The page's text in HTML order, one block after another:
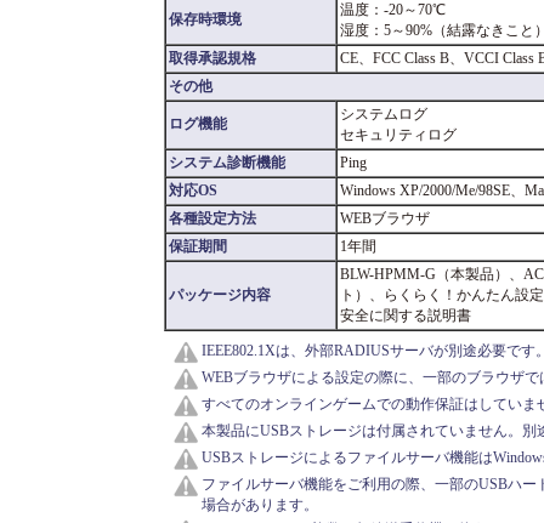
保存時環境
温度：-20～70℃
湿度：5～90%（結露なきこと
取得承認規格
CE、FCC Class B、VCCI Class
その他
ログ機能
システムログ
セキュリティログ
システム診断機能
Ping
対応OS
Windows XP/2000/Me/98SE、
各種設定方法
WEBブラウザ
保証期間
1年間
パッケージ内容
BLW-HPMM-G（本製品）、
ト）、らくらく！かんたん設
安全に関する説明書
IEEE802.1Xは、外部RADIUSサーバが別途必要です
WEBブラウザによる設定の際に、一部のブラウザ
すべてのオンラインゲームでの動作保証はしていま
本製品にUSBストレージは付属されていません。別
USBストレージによるファイルサーバ機能は
ファイルサーバ機能をご利用の際、一部のUSBハ
場合があります。